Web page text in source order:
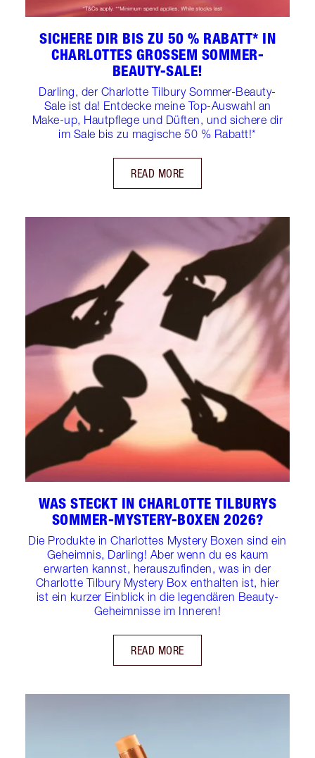
SICHERE DIR BIS ZU 50 % RABATT* IN
CHARLOTTES GROSSEM SOMMER-B
EAUTY-SALE!
Darling, der Charlotte Tilbury Sommer-Beauty-
Sale ist da! Entdecke meine Top-Auswahl an
Make-up, Hautpflege und Düften, und sichere dir
im Sale bis zu magische 50 % Rabatt!*
READ MORE
WAS STECKT IN CHARLOTTE TILBURYS
SOMMER-MYSTERY-BOXEN 2026?
Die Produkte in Charlottes Mystery Boxen sind ein
Geheimnis, Darling! Aber wenn du es kaum
erwarten kannst, herauszufinden, was in der
Charlotte Tilbury Mystery Box enthalten ist, hier
ist ein kurzer Einblick in die legendären Beauty-
Geheimnisse im Inneren!
READ MORE